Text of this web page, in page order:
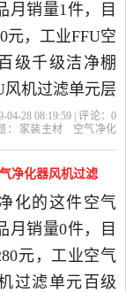
月销量1件，目
元，工业FFU空
级千级洁净棚
风机过滤单元层
年洁优科技净
气净化器，由
货。
28 08:19:59 | 评论： 0
家装主材
空气净化
净化器风机过滤
化的这件空气
月销量0件，目
元，工业空气
过滤单元百级